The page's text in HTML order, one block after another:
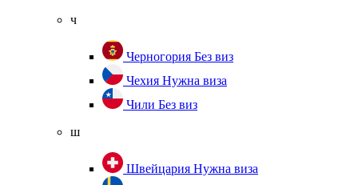
ч
Черногория Без виз
Чехия Нужна виза
Чили Без виз
ш
Швейцария Нужна виза